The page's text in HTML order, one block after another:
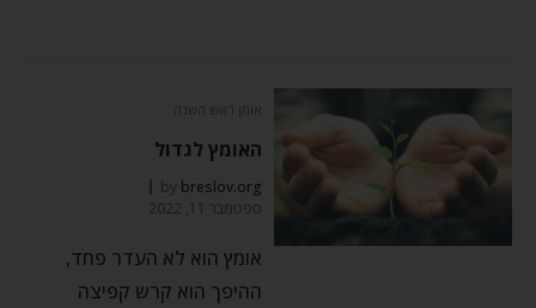
אומן ראש השנה
האומץ לגדול
by breslov.org
ספטמבר 11, 2022
אומץ הוא לא העדר פחד,
ההיפך הוא קרש קפיצה